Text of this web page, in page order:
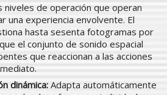
niveles de operación que operan
una experiencia envolvente. El
hasta sesenta fotogramas por
el conjunto de sonido espacial
que reaccionan a las acciones
dinámica: Adapta automáticamente